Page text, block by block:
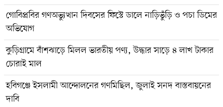
গোবিপ্রবির গণঅভ্যুত্থান দিবসের ফিস্টে ডালে নাড়িভুঁড়ি ও পচা ডিমের
অভিযোগ
কুড়িগ্রামে বাঁশঝাড়ে মিলল ভারতীয় পণ্য, উদ্ধার সাড়ে ৪ লাখ টাকার
চোরাই মাল
হবিগঞ্জে ইসলামী আন্দোলনের গণমিছিল, জুলাই সনদ বাস্তবায়নের
দাবি